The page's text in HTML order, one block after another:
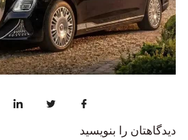
دیدگاهتان را بنویسید